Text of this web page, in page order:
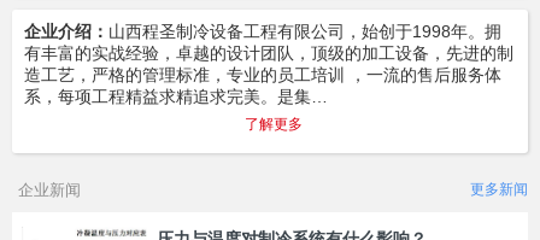
企业介绍： 山西程圣制冷设备工程有限公司，始创于1998年。拥
有丰富的实战经验，卓越的设计团队，顶级的加工设备，先进的制
造工艺，严格的管理标准，专业的员工培训 ，一流的售后服务体
系，每项工程精益求精追求完美。是集…
了解更多
企业新闻 更多新闻